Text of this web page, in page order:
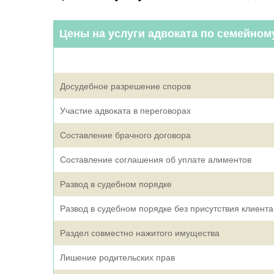
Цены на услуги адвоката по
Досудебное разрешение споров
Участие адвоката в переговорах
Составление брачного договора
Составление соглашения об уплате алиментов
Развод в судебном порядке
Развод в судебном порядке без присутствия
Раздел совместно нажитого имущества
Лишение родительских прав